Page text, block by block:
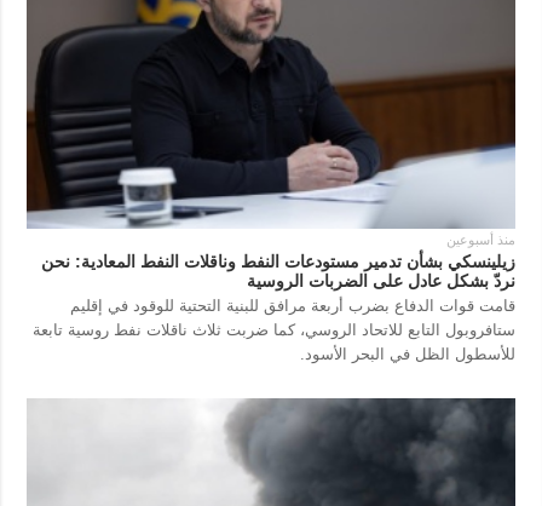
منذ أسبوعين
زيلينسكي بشأن تدمير مستودعات النفط وناقلات النفط المعادية: نحن
نردّ بشكل عادل على الضربات الروسية
قامت قوات الدفاع بضرب أربعة مرافق للبنية التحتية للوقود في إقليم
ستافروبول التابع للاتحاد الروسي، كما ضربت ثلاث ناقلات نفط روسية تابعة
للأسطول الظل في البحر الأسود.